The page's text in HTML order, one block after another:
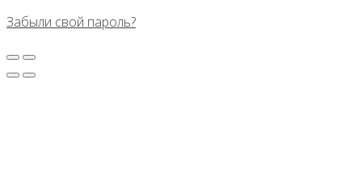
Забыли свой пароль?